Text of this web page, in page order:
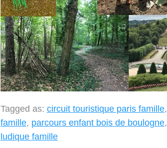
Tagged as: circuit touristique paris famille,
famille, parcours enfant bois de boulogne,
ludique famille